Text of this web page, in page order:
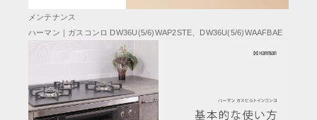
メンテナンス
ハーマン｜ガスコンロ DW36U(5/6)WAP2STE、DW36U(5/6)WAAFBAE